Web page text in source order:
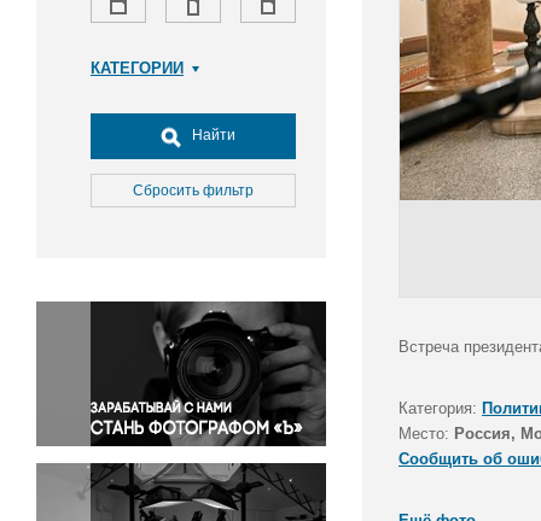
КАТЕГОРИИ
Досуг, туризм и отдых
Культура
Медицина
Окружающая среда
Политика
Правосудие
Происшествия и конфликты
Религия
Светская жизнь
Спорт
Найти
Сбросить фильтр
Встреча
Категория:
Место: Россия,
Сообщить об